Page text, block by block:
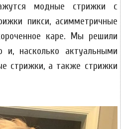
модные стрижки с
пикси, асимметричные
каре. Мы решили
и, насколько актуальными
стрижки, а также стрижки